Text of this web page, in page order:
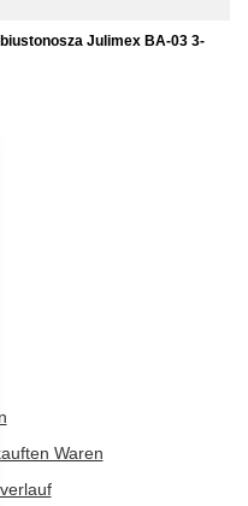
biustonosza Julimex BA-03 3-
Waren